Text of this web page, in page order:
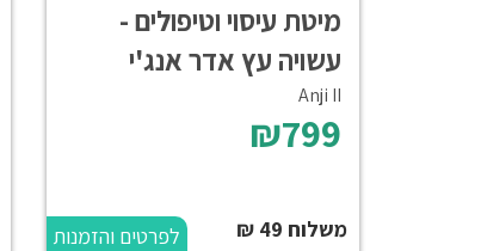
מיטת עיסוי וטיפולים -
עשויה עץ אדר אנג'י
Anji II
₪799
משלוח 49 ₪ לפרטים והזמנות